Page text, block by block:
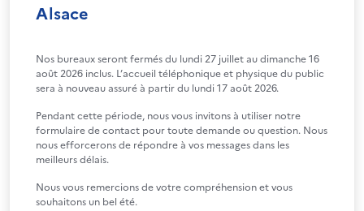
Alsace
Nos bureaux seront fermés du lundi 27 juillet au dimanche 16
août 2026 inclus. L’accueil téléphonique et physique du public
sera à nouveau assuré à partir du lundi 17 août 2026.
Pendant cette période, nous vous invitons à utiliser notre
formulaire de contact pour toute demande ou question. Nous
nous efforcerons de répondre à vos messages dans les
meilleurs délais.
Nous vous remercions de votre compréhension et vous
souhaitons un bel été.